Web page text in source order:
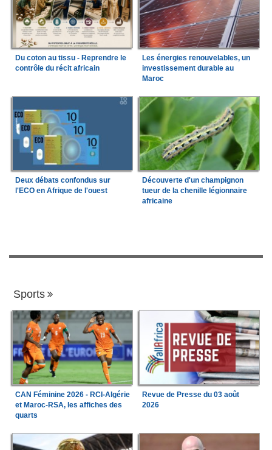
Du coton au tissu - Reprendre le
contrôle du récit africain
Les énergies renouvelables, un
investissement durable au
Maroc
Deux débats confondus sur
l'ECO en Afrique de l'ouest
Découverte d'un champignon
tueur de la chenille légionnaire
africaine
Sports
CAN Féminine 2026 - RCI-Algérie
et Maroc-RSA, les affiches des
quarts
Revue de Presse du 03 août
2026